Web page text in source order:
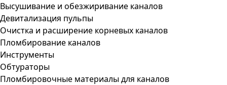
Высушивание и обезжиривание каналов
Девитализация пульпы
Очистка и расширение корневых каналов
Пломбирование каналов
Инструменты
Обтураторы
Пломбировочные материалы для каналов